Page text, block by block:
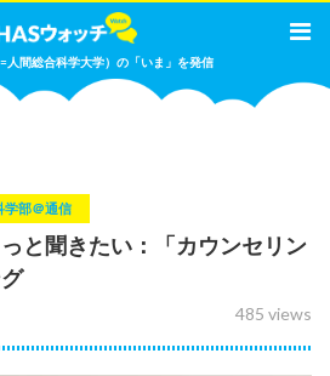
人間総合科学大学）の「いま」を発信
学部＠通信
と聞きたい：「カウンセリン
485 views